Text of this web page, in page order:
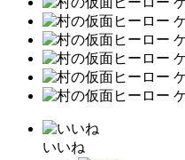
いいね